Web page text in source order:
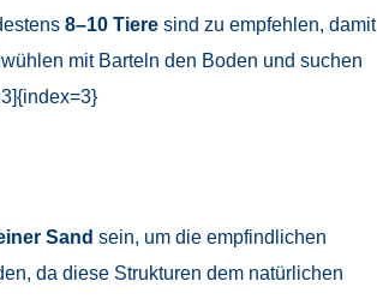
8–10 Tieresind zu empfehlen, damit
mit Barteln den Boden und suchen
Sand sein, um die empfindlichen
da diese Strukturen dem natürlichen